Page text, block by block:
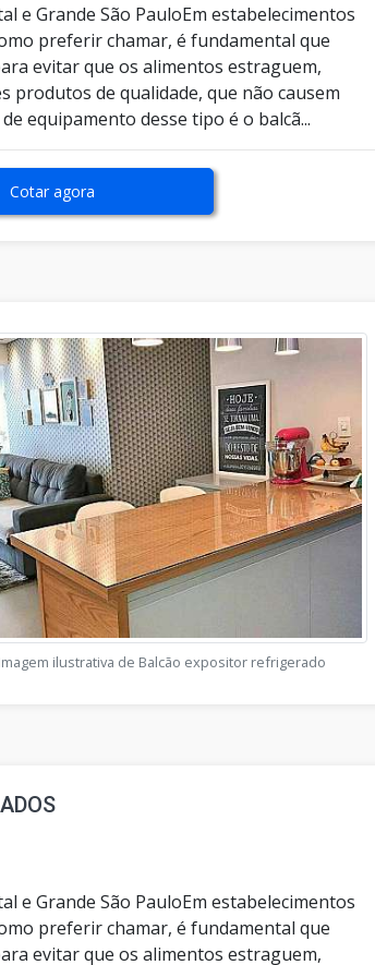
e Grande São PauloEm estabelecimentos
preferir chamar, é fundamental que
evitar que os alimentos estraguem,
produtos de qualidade, que não causem
equipamento desse tipo é o balcã...
Cotar agora
Imagem ilustrativa de Balcão expositor refrigerado
e Grande São PauloEm estabelecimentos
preferir chamar, é fundamental que
evitar que os alimentos estraguem,